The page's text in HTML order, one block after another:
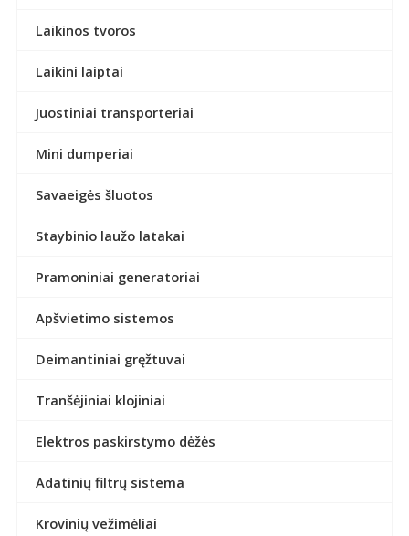
Laikinos tvoros
Laikini laiptai
Juostiniai transporteriai
Mini dumperiai
Savaeigės šluotos
Staybinio laužo latakai
Pramoniniai generatoriai
Apšvietimo sistemos
Deimantiniai gręžtuvai
Tranšėjiniai klojiniai
Elektros paskirstymo dėžės
Adatinių filtrų sistema
Krovinių vežimėliai